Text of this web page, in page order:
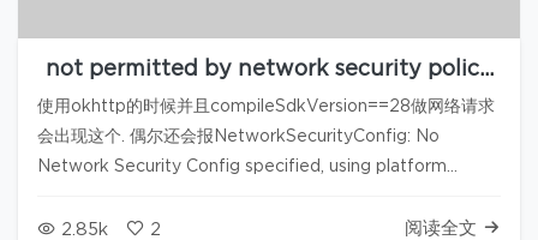
not permitted by network security policy
error
使用okhttp的时候并且compileSdkVersion==28做网络请求
会出现这个. 偶尔还会报NetworkSecurityConfig: No
Network Security Config specified, using platform
2.85k 2 阅读全文